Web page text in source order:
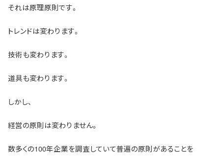
それは原理原則です。
トレンドは変わります。
技術も変わります。
道具も変わります。
しかし、
経営の原則は変わりません。
数多くの100年企業を調査していて普遍の原則があることを